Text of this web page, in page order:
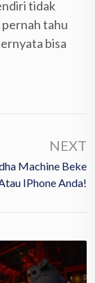
tidak
tahu
bisa
NEXT
Machine Beke
IPhone Anda!